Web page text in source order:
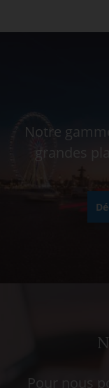
Notre
grandes
Pour nous